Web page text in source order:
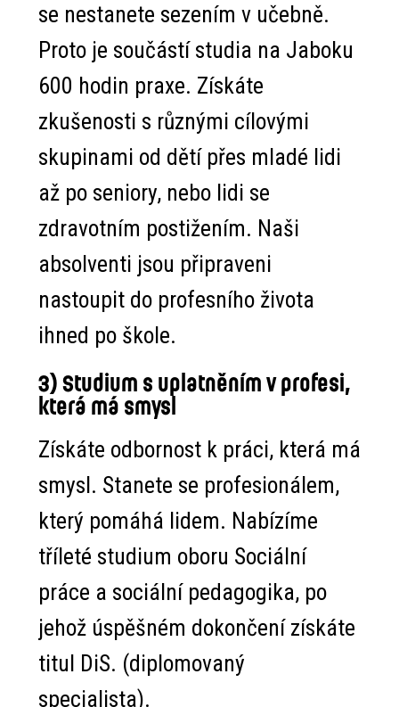
se nestanete sezením v učebně.
Proto je součástí studia na Jaboku
600 hodin praxe. Získáte
zkušenosti s různými cílovými
skupinami od dětí přes mladé lidi
až po seniory, nebo lidi se
zdravotním postižením. Naši
absolventi jsou připraveni
nastoupit do profesního života
ihned po škole.
3) Studium s uplatněním v profesi,
která má smysl
Získáte odbornost k práci, která má
smysl. Stanete se profesionálem,
který pomáhá lidem. Nabízíme
tříleté studium oboru Sociální
práce a sociální pedagogika, po
jehož úspěšném dokončení získáte
titul DiS. (diplomovaný
specialista).